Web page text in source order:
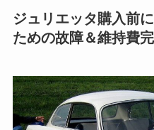
ジュリエッタ購入前
ための故障＆維持費